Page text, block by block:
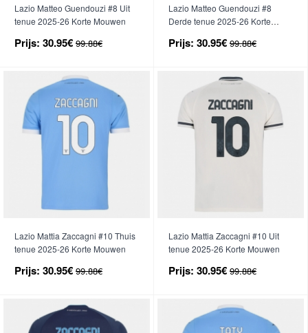
Lazio Matteo Guendouzi #8 Uit
tenue 2025-26 Korte Mouwen
Prijs: 30.95€ 99.88€
Lazio Matteo Guendouzi #8
Derde tenue 2025-26 Korte
Prijs: 30.95€ 99.88€
Lazio Mattia Zaccagni #10 Thuis
tenue 2025-26 Korte Mouwen
Prijs: 30.95€ 99.88€
Lazio Mattia Zaccagni #10 Uit
tenue 2025-26 Korte Mouwen
Prijs: 30.95€ 99.88€